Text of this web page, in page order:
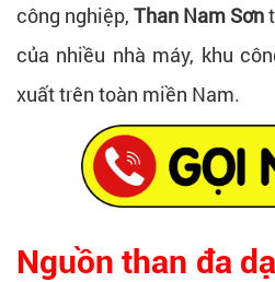
công nghiệp, Than Nam Sơn
của nhiều nhà máy, khu
xuất trên toàn miền Nam.
Nguồn than đa